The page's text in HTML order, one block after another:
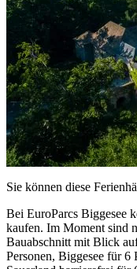
Sie können diese
Bei EuroParcs Biggesee
kaufen. Im Moment sind
Bauabschnitt mit Blick
Personen, Biggesee für 6